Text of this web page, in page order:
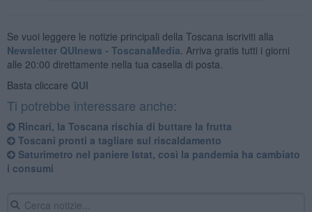
Se vuoi leggere le notizie principali della Toscana iscriviti alla
Newsletter QUInews - ToscanaMedia. Arriva gratis tutti i giorni
alle 20:00 direttamente nella tua casella di posta.
Basta cliccare QUI
Ti potrebbe interessare anche:
Rincari, la Toscana rischia di buttare la frutta
Toscani pronti a tagliare sul riscaldamento
Saturimetro nel paniere Istat, così la pandemia ha cambiato
i consumi